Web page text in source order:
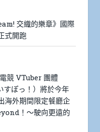
交織的樂章》國際
式開跑
競 VTuber 團體
すぽっ！）將於今年
海外期間限定餐廳企
！～駛向更遠的